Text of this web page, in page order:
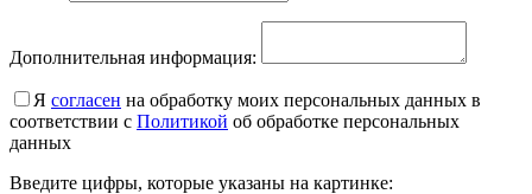
Дополнительная информация:
Я согласен на обработку моих персональных данных в
соответствии с Политикой об обработке персональных
данных
Введите цифры, которые указаны на картинке: